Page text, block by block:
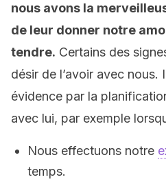
nous avons la
de leur donner notre
tendre. Certains des
désir de l’avoir avec nous.
évidence par la
avec lui, par exemple
Nous effectuons notre
temps.